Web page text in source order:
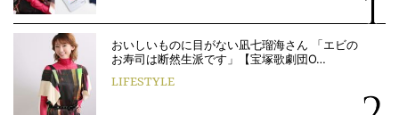
おいしいものに目がない凪七瑠海さん 「エビの
お寿司は断然生派です」【宝塚歌劇団O…
LIFESTYLE